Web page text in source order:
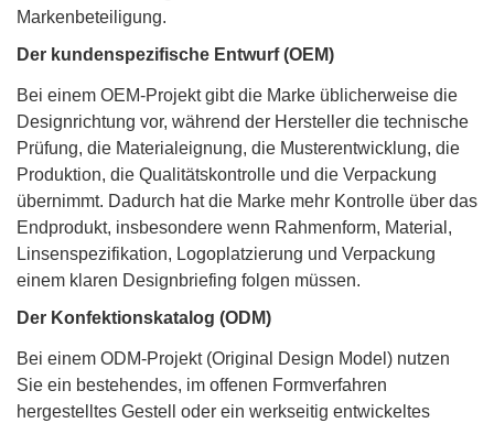
Markenbeteiligung.
Der kundenspezifische Entwurf (OEM)
Bei einem OEM-Projekt gibt die Marke üblicherweise die
Designrichtung vor, während der Hersteller die technische
Prüfung, die Materialeignung, die Musterentwicklung, die
Produktion, die Qualitätskontrolle und die Verpackung
übernimmt. Dadurch hat die Marke mehr Kontrolle über das
Endprodukt, insbesondere wenn Rahmenform, Material,
Linsenspezifikation, Logoplatzierung und Verpackung
einem klaren Designbriefing folgen müssen.
Der Konfektionskatalog (ODM)
Bei einem ODM-Projekt (Original Design Model) nutzen
Sie ein bestehendes, im offenen Formverfahren
hergestelltes Gestell oder ein werkseitig entwickeltes